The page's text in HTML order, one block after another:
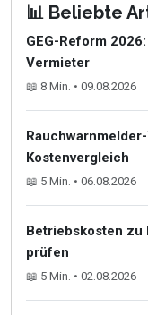
📊 Beliebte
GEG-Reform
Vermieter
📖 8 Min. • 09.08.2026
Kostenvergleich
📖 5 Min. • 06.08.2026
Betriebskosten
prüfen
📖 5 Min. • 02.08.2026